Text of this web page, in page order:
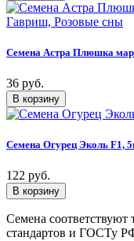
Семена Астра Плюшка
36 руб.
Семена Огурец Эколь F1,
122 руб.
Семена
стандартов и ГОСТу